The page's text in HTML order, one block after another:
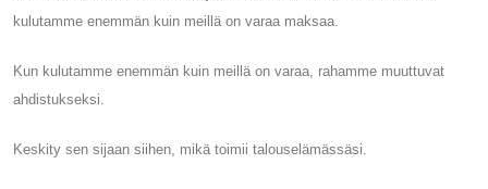
kulutamme enemmän kuin meillä on varaa maksaa.
Kun kulutamme enemmän kuin meillä on varaa, rahamme muuttuvat
ahdistukseksi.
Keskity sen sijaan siihen, mikä toimii talouselämässäsi.